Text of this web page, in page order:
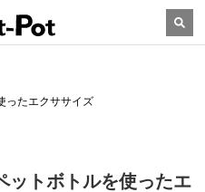
ったエクササイズ
ットボトルを使ったエ